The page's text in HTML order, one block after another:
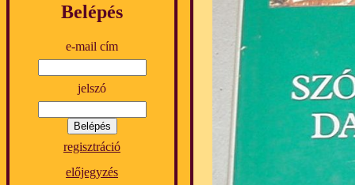
Belépés
e-mail cím
jelszó
regisztráció
előjegyzés